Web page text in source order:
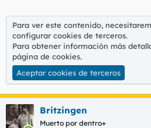
Para ver este contenido,
configurar cookies de terceros.
Para obtener información más
página de cookies.
Aceptar cookies de terceros
Britzingen
Muerto por dentro+